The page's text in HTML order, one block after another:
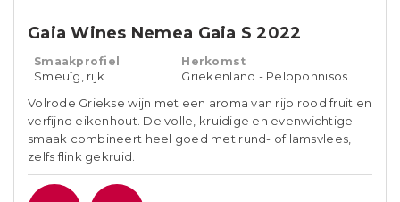
Gaia Wines Nemea Gaia S 2022
Smaakprofiel
Smeuïg, rijk
Herkomst
Griekenland - Peloponnisos
Volrode Griekse wijn met een aroma van rijp rood fruit en
verfijnd eikenhout. De volle, kruidige en evenwichtige
smaak combineert heel goed met rund- of lamsvlees,
zelfs flink gekruid.